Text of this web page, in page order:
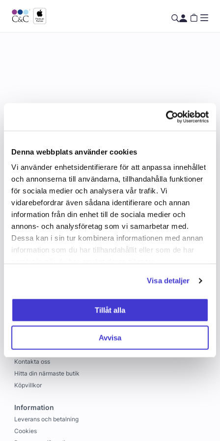
Denna webbplats använder cookies
Vi använder enhetsidentifierare för att anpassa innehållet
och annonserna till användarna, tillhandahålla funktioner
för sociala medier och analysera vår trafik. Vi
vidarebefordrar även sådana identifierare och annan
information från din enhet till de sociala medier och
annons- och analysföretag som vi samarbetar med.
Dessa kan i sin tur kombinera informationen med annan
information som du har tillhandahållit eller som de har
Visa detaljer
Tillåt alla
Avvisa
Vendre
C&C
Jobba hos oss
Kontakta oss
Hitta din närmaste butik
Köpvillkor
Information
Leverans och betalning
Cookies